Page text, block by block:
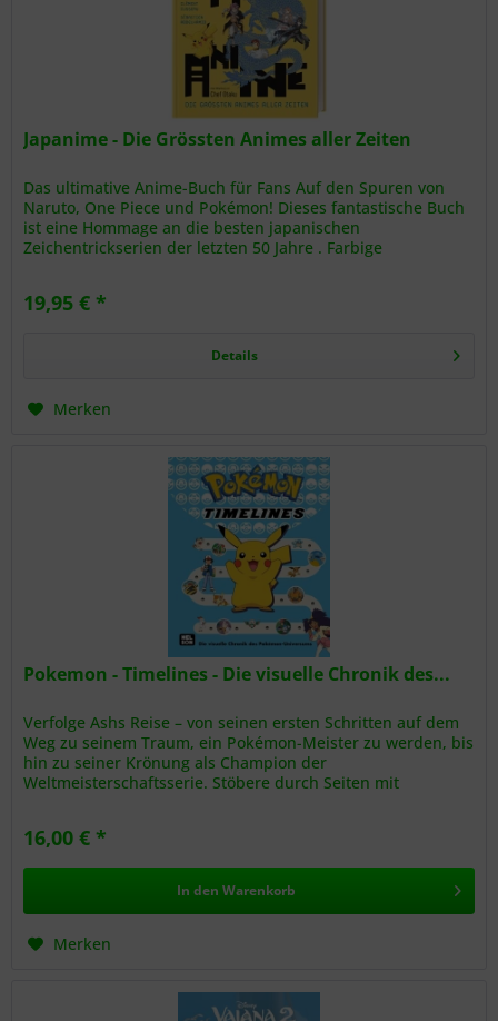
Japanime - Die Grössten Animes aller Zeiten
Das ultimative Anime-Buch für Fans Auf den Spuren von
Naruto, One Piece und Pokémon! Dieses fantastische Buch
ist eine Hommage an die besten japanischen
Zeichentrickserien der letzten 50 Jahre . Farbige
19,95 € *
Details
Merken
Pokemon - Timelines - Die visuelle Chronik des...
Verfolge Ashs Reise – von seinen ersten Schritten auf dem
Weg zu seinem Traum, ein Pokémon-Meister zu werden, bis
hin zu seiner Krönung als Champion der
Weltmeisterschaftsserie. Stöbere durch Seiten mit
16,00 € *
In den Warenkorb
Merken